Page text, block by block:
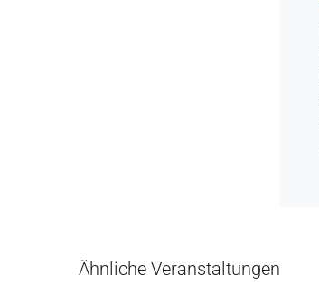
Ähnliche Veranstaltungen